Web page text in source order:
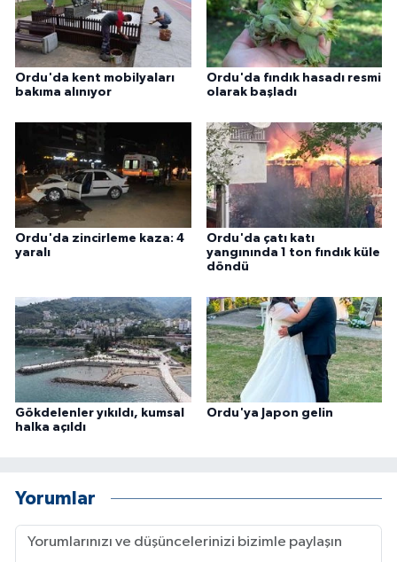
Ordu'da kent mobilyaları
bakıma alınıyor
Ordu'da fındık hasadı resmi
olarak başladı
Ordu'da zincirleme kaza: 4
yaralı
Ordu'da çatı katı
yangınında 1 ton fındık küle
döndü
Gökdelenler yıkıldı, kumsal
halka açıldı
Ordu'ya Japon gelin
Yorumlar